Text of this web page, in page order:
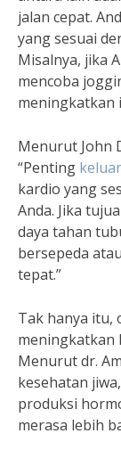
jalan cepat.
yang sesuai
Misalnya, jika
mencoba
meningkatkan
Menurut John
“Penting
kardio yang
Anda. Jika
daya tahan
bersepeda
tepat.”
Tak hanya itu,
meningkatkan
Menurut dr.
kesehatan
produksi
merasa lebih